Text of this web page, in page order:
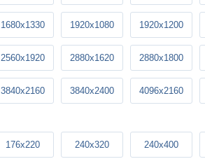
1680x1330 1920x1080 1920x1200
2560x1920 2880x1620 2880x1800
3840x2160 3840x2400 4096x2160
176x220 240x320 240x400